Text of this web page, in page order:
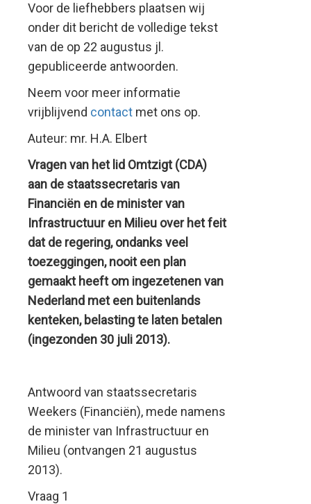
Voor de liefhebbers plaatsen wij
onder dit bericht de volledige tekst
van de op 22 augustus jl.
gepubliceerde antwoorden.
Neem voor meer informatie
vrijblijvend contact met ons op.
Auteur: mr. H.A. Elbert
Vragen van het lid Omtzigt (CDA)
aan de staatssecretaris van
Financiën en de minister van
Infrastructuur en Milieu over het feit
dat de regering, ondanks veel
toezeggingen, nooit een plan
gemaakt heeft om ingezetenen van
Nederland met een buitenlands
kenteken, belasting te laten betalen
(ingezonden 30 juli 2013).
Antwoord van staatssecretaris
Weekers (Financiën), mede namens
de minister van Infrastructuur en
Milieu (ontvangen 21 augustus
2013).
Vraag 1